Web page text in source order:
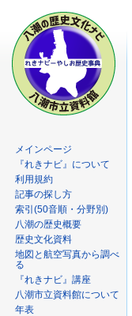
メインページ
『れきナビ』について
利用規約
記事の探し方
索引(50音順・分野別)
八潮の歴史概要
歴史文化資料
地図と航空写真から調べ
る
『れきナビ』講座
八潮市立資料館について
年表